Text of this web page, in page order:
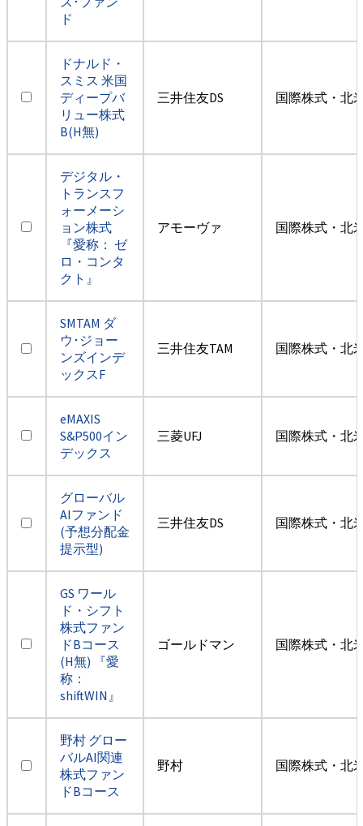
ド
ドナルド・
スミス 米国
ディープバ
リュー株式
B(H無)
三井住友DS 国際株式・北
デジタル・
トランスフ
ォーメーシ
ョン株式
『愛称： ゼ
ロ・コンタ
クト』
アモーヴァ 国際株式・北
SMTAM ダ
ウ･ジョー
ンズインデ
ックスF
三井住友TAM 国際株式・北
eMAXIS
S&P500イン
デックス
三菱UFJ 国際株式・北
グローバル
AIファンド
(予想分配金
提示型)
三井住友DS 国際株式・北
GS ワール
ド・シフト
株式ファン
ドBコース
(H無) 『愛
称：
shiftWIN』
ゴールドマン 国際株式・北
野村 グロー
バルAI関連
株式ファン
ドBコース
野村 国際株式・北